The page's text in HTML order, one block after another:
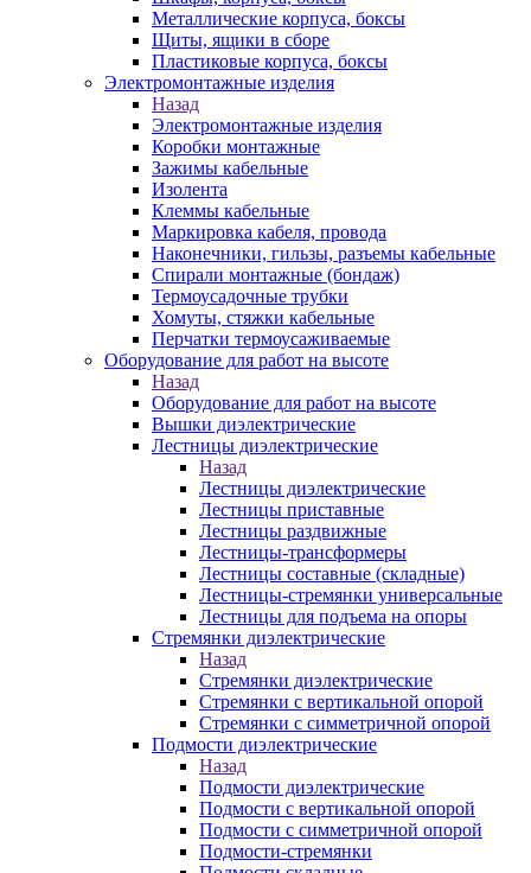
Металлические корпуса, боксы
Щиты, ящики в сборе
Пластиковые корпуса, боксы
Электромонтажные изделия
Назад
Электромонтажные изделия
Коробки монтажные
Зажимы кабельные
Изолента
Клеммы кабельные
Маркировка кабеля, провода
Наконечники, гильзы, разъемы кабельные
Спирали монтажные (бондаж)
Термоусадочные трубки
Хомуты, стяжки кабельные
Перчатки термоусаживаемые
Оборудование для работ на высоте
Назад
Оборудование для работ на высоте
Вышки диэлектрические
Лестницы диэлектрические
Назад
Лестницы диэлектрические
Лестницы приставные
Лестницы раздвижные
Лестницы-трансформеры
Лестницы составные (складные)
Лестницы-стремянки универсальные
Лестницы для подъема на опоры
Стремянки диэлектрические
Назад
Стремянки диэлектрические
Стремянки с вертикальной опорой
Стремянки с симметричной опорой
Подмости диэлектрические
Назад
Подмости диэлектрические
Подмости с вертикальной опорой
Подмости с симметричной опорой
Подмости-стремянки